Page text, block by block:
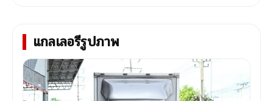
แกลเลอรีรูปภาพ